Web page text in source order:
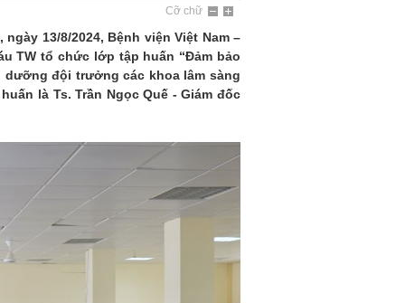
Cỡ chữ
13/8/2024, Bệnh viện Việt Nam –
TW tổ chức lớp tập huấn “Đảm bảo
đội trưởng các khoa lâm sàng
là Ts. Trần Ngọc Quế - Giám đốc